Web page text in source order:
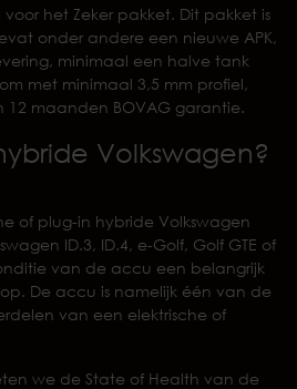
het Zeker pakket. Dit pakket is
onder andere een nieuwe APK,
minimaal een halve tank
met minimaal 3,5 mm profiel,
12 maanden BOVAG garantie.
Volkswagen?
of plug-in hybride Volkswagen
ID.3, ID.4, e-Golf, Golf GTE of
van de accu een belangrijk
De accu is namelijk één van de
van een elektrische of
we de State of Health van de